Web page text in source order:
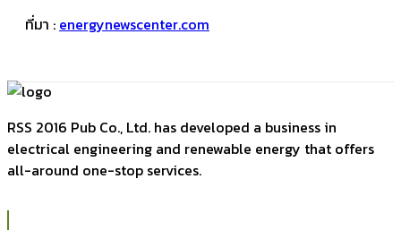
ที่มา : energynewscenter.com
RSS 2016 Pub Co., Ltd. has developed a business in
electrical engineering and renewable energy that offers
all-around one-stop services.